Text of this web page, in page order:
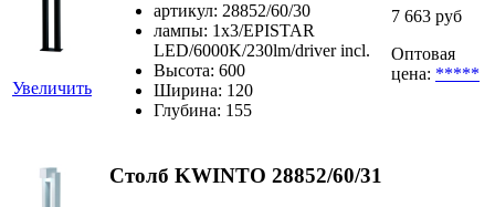
Увеличить
артикул: 28852/60/30
лампы: 1x3/EPISTAR
LED/6000K/230lm/driver incl.
Высота: 600
Ширина: 120
Глубина: 155
7 663 руб
Оптовая
цена: *****
Столб KWINTO 28852/60/31